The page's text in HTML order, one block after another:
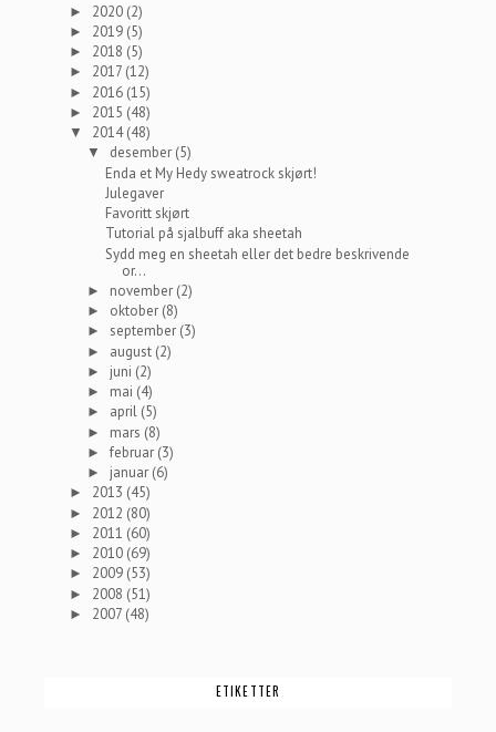
► 2020 (2)
► 2019 (5)
► 2018 (5)
► 2017 (12)
► 2016 (15)
► 2015 (48)
▼ 2014(48)
▼ desember (5)
Enda et My Hedy sweatrock skjørt!
Julegaver
Favoritt skjørt
Tutorial på sjalbuff aka sheetah
Sydd meg en sheetah eller det bedre beskrivende
or...
► november (2)
► oktober (8)
►september (3)
► august (2)
► juni (2)
► mai (4)
► april (5)
► mars (8)
►februar (3)
► januar (6)
► 2013 (45)
► 2012 (80)
► 2011 (60)
► 2010 (69)
► 2009 (53)
► 2008 (51)
► 2007 (48)
ETIKETTER